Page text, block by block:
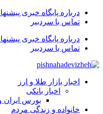
درباره پایگاه خبری
تماس با سردبیر
درباره پایگاه خبری
تماس با سردبیر
اخبار بازار طلا و ارز
اخبار بانکی
بورس ایران
خانواده و زندگی مردم